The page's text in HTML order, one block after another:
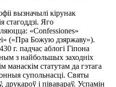
вызначылі кірунак
стагоддзі. Яго
«Confessiones»
(«Пра Божую дзяржаву»).
г. падчас аблогі Гіпона
з найбольшых заходніх
статутам да гэтага
супольнасці. Святы
друкароў і півавараў. Успамін